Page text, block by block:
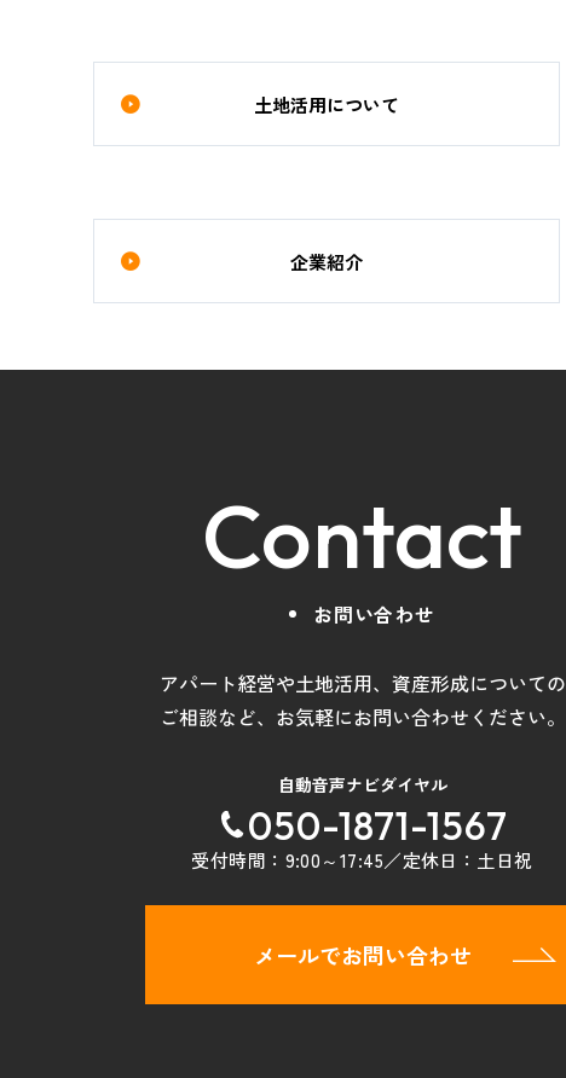
土地活用について
企業紹介
Contact
お問い合わせ
アパート経営や土地活用、 資産形成についての
ご相談など、 お気軽にお問い合わせください。
自動音声ナビダイヤル
050-1871-1567
受付時間： 9:00～17:45／定休日： 土日祝
メールでお問い合わせ